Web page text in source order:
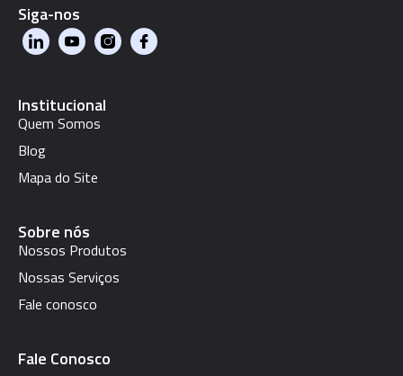
Siga-nos
Institucional
Quem Somos
Blog
Mapa do Site
Sobre nós
Nossos Produtos
Nossas Serviços
Fale conosco
Fale Conosco